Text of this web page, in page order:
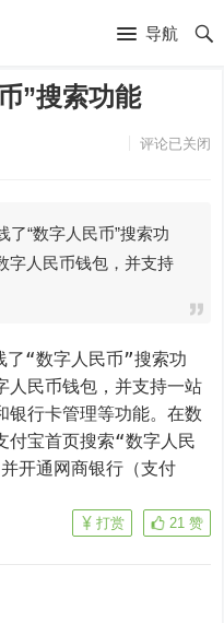
导航
”搜索功能
评论已关闭
“数字人民币”搜索功
字人民币钱包，并支持
人民币钱包，并支持一站
银行卡管理等功能。在数
付宝首页搜索“数字人民
开通网商银行（支付
21 赞
打赏